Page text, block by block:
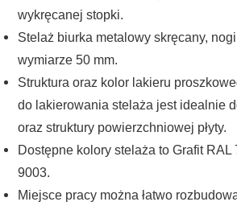
wykręcanej stopki.
Stelaż biurka metalowy skręcany,
wymiarze 50 mm.
Struktura oraz kolor lakieru
do lakierowania stelaża jest idealnie
oraz struktury powierzchniowej płyty.
Dostępne kolory stelaża to Grafit RAL
9003.
Miejsce pracy można łatwo